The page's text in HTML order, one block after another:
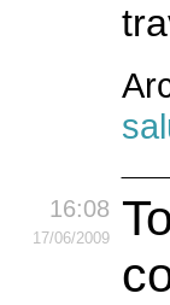
16:08
17/06/2009